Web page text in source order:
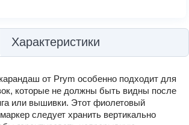
Характеристики
от Prym особенно подходит для
которые не должны быть видны после
или вышивки. Этот фиолетовый
следует хранить вертикально